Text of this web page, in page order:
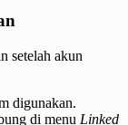
setelah akun
digunakan.
di menu Linked